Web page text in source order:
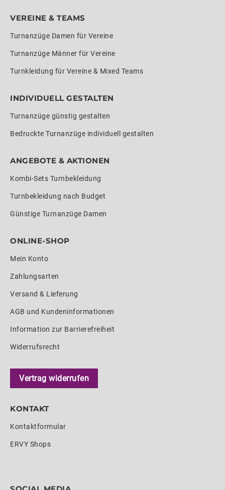
VEREINE & TEAMS
Turnanzüge Damen für Vereine
Turnanzüge Männer für Vereine
Turnkleidung für Vereine & Mixed Teams
INDIVIDUELL GESTALTEN
Turnanzüge günstig gestalten
Bedruckte Turnanzüge individuell gestalten
ANGEBOTE & AKTIONEN
Kombi-Sets Turnbekleidung
Turnbekleidung nach Budget
Günstige Turnanzüge Damen
ONLINE-SHOP
Mein Konto
Zahlungsarten
Versand & Lieferung
AGB und Kundeninformationen
Information zur Barrierefreiheit
Widerrufsrecht
Vertrag widerrufen
KONTAKT
Kontaktformular
ERVY Shops